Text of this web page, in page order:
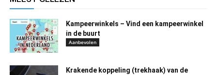
Kampeerwinkels – Vind een kampeerwinkel
in de buurt
Aanbevolen
Krakende koppeling (trekhaak) van de